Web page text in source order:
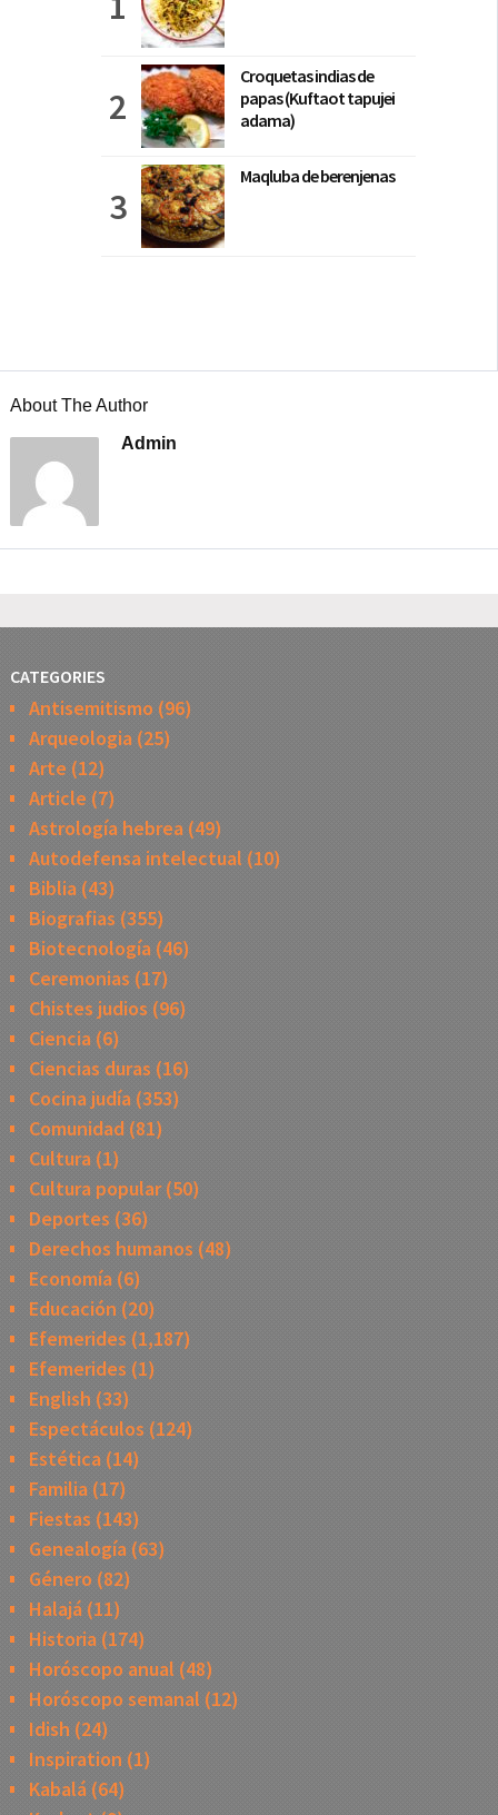
Croquetas indias de
papas (Kuftaot tapujei
adama)
Maqluba de berenjenas
About The Author
Admin
CATEGORIES
Antisemitismo (96)
Arqueologia(25)
Arte (12)
Article (7)
Astrología hebrea(49)
Autodefensa intelectual (10)
Biblia(43)
Biografias (355)
Biotecnología(46)
Ceremonias (17)
Chistes judios (96)
Ciencia(6)
Ciencias duras (16)
Cocina judía(353)
Comunidad(81)
Cultura(1)
Cultura popular(50)
Deportes (36)
Derechos humanos (48)
Economía(6)
Educación (20)
Efemerides (1,187)
Efemerides (1)
English (33)
Espectáculos (124)
Estética(14)
Familia(17)
Fiestas (143)
Genealogía(63)
Género (82)
Halajá(11)
Historia(174)
Horóscopo anual (48)
Horóscopo semanal (12)
Idish (24)
Inspiration (1)
Kabalá(64)